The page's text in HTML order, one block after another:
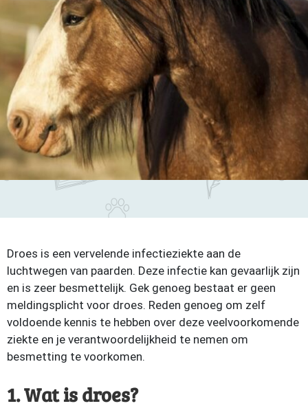
Droes is een vervelende infectieziekte aan de
luchtwegen van paarden. Deze infectie kan gevaarlijk zijn
en is zeer besmettelijk. Gek genoeg bestaat er geen
meldingsplicht voor droes. Reden genoeg om zelf
voldoende kennis te hebben over deze veelvoorkomende
ziekte en je verantwoordelijkheid te nemen om
besmetting te voorkomen.
1. Wat is droes?